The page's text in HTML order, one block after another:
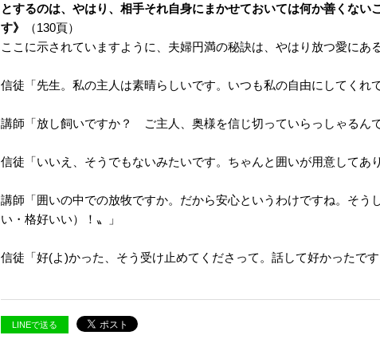
とするのは、やはり、相手それ自身にまかせておいては何か善くな
す》
（130頁）
ここに示されていますように、夫婦円満の秘訣は、やはり放つ愛にあ
信徒「先生。私の主人は素晴らしいです。いつも私の自由にしてくれ
講師「放し飼いですか？ ご主人、奥様を信じ切っていらっしゃるん
信徒「いいえ、そうでもないみたいです。ちゃんと囲いが用意してあ
講師「囲いの中での放牧ですか。だから安心というわけですね。そう
い・格好いい）！〟」
信徒「好(よ)かった、そう受け止めてくださって。話して好かった
LINEで送る